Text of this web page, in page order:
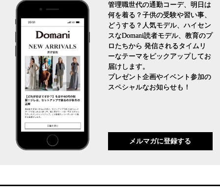
管理職世代の通勤コーデ、明日は
何を着る？子供の受験や習い事、
どうする？人気モデル、ハイセン
スなDomani読者モデル、教育のプ
ロたちから 発信されるタイムリ
ーなテーマをピックアップしてお
届けします。
プレゼント企画やイベント参加の
スペシャルなお知らせも！
メルマガに登録する